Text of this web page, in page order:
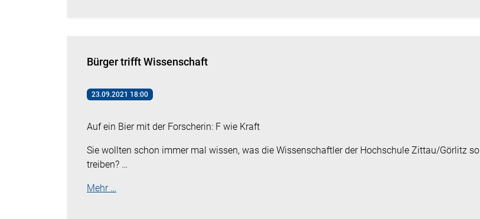
Bürger trifft Wissenschaft
23.09.2021 18:00
Auf ein Bier mit der Forscherin: F wie Kraft
Sie wollten schon immer mal wissen, was die Wissenschaftler der Hochschule Zittau/Görlitz so
treiben? …
Mehr …